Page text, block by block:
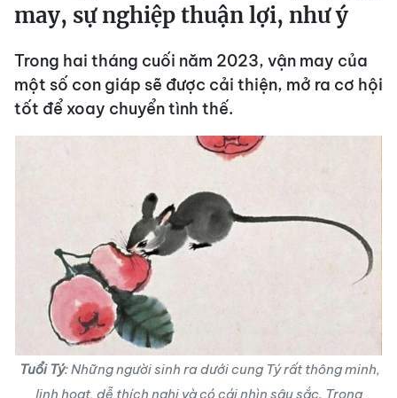
may, sự nghiệp thuận lợi, như ý
Trong hai tháng cuối năm 2023, vận may của
một số con giáp sẽ được cải thiện, mở ra cơ hội
tốt để xoay chuyển tình thế.
Tuổi Tý: Những người sinh ra dưới cung Tý rất thông minh,
linh hoạt, dễ thích nghi và có cái nhìn sâu sắc. Trong